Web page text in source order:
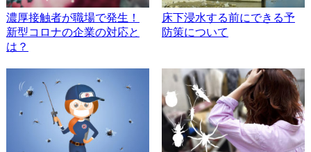
濃厚接触者が職場で発生！
新型コロナの企業の対応と
は？
床下浸水する前にできる予
防策について